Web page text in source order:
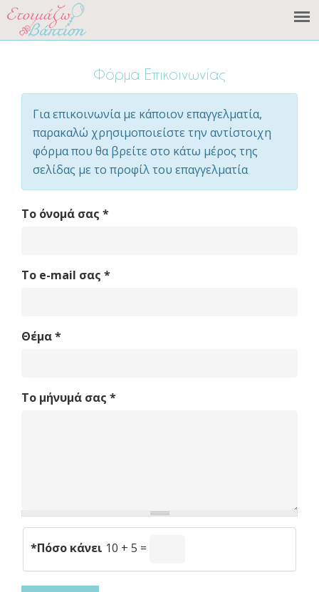
Φόρμα Επικοινωνίας
Για επικοινωνία με κάποιον επαγγελματία,
παρακαλώ χρησιμοποιείστε την αντίστοιχη
φόρμα που θα βρείτε στo κάτω μέρος της
σελίδας με το προφίλ του επαγγελματία
Το όνομά σας *
Το e-mail σας *
Θέμα*
Το μήνυμά σας *
Πόσο κάνει
* 10 + 5 =